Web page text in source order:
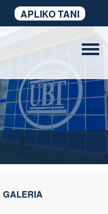
APLIKO TANI
GALERIA